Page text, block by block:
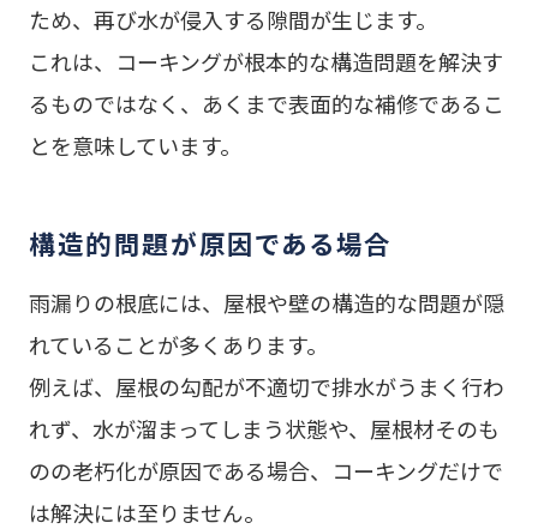
ため、再び水が侵入する隙間が生じます。
これは、コーキングが根本的な構造問題を解決す
るものではなく、あくまで表面的な補修であるこ
とを意味しています。
構造的問題が原因である場合
雨漏りの根底には、屋根や壁の構造的な問題が隠
れていることが多くあります。
例えば、屋根の勾配が不適切で排水がうまく行わ
れず、水が溜まってしまう状態や、屋根材そのも
のの老朽化が原因である場合、コーキングだけで
は解決には至りません。